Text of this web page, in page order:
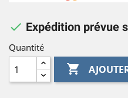
 Expédition prévue
Quantité
